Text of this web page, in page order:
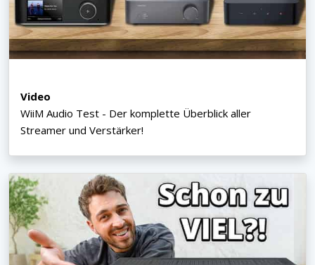
Video
WiiM Audio Test - Der komplette Überblick aller
Streamer und Verstärker!